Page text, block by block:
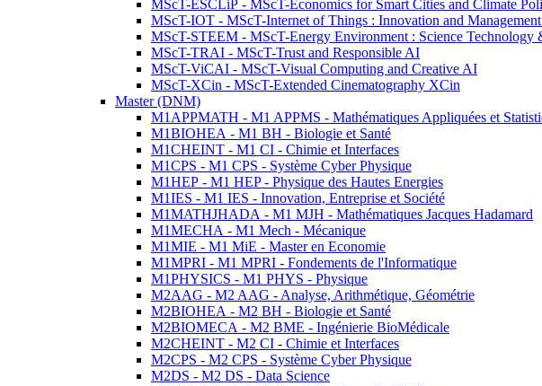
MScT-ESCLiP - MScT-Economics for Smart Cities and Climate
MScT-IOT - MScT-Internet of Things : Innovation and
MScT-STEEM - MScT-Energy Environment : Science Technology
MScT-TRAI - MScT-Trust and Responsible AI
MScT-ViCAI - MScT-Visual Computing and Creative AI
MScT-XCin - MScT-Extended Cinematography XCin
Master (DNM)
M1APPMATH - M1 APPMS - Mathématiques Appliquées et
M1BIOHEA - M1 BH - Biologie et Santé
M1CHEINT - M1 CI - Chimie et Interfaces
M1CPS - M1 CPS - Système Cyber Physique
M1HEP - M1 HEP - Physique des Hautes Energies
M1IES - M1 IES - Innovation, Entreprise et Société
M1MATHJHADA - M1 MJH - Mathématiques Jacques Hadamard
M1MECHA - M1 Mech - Mécanique
M1MIE - M1 MiE - Master en Economie
M1MPRI - M1 MPRI - Fondements de l'Informatique
M1PHYSICS - M1 PHYS - Physique
M2AAG - M2 AAG - Analyse, Arithmétique, Géométrie
M2BIOHEA - M2 BH - Biologie et Santé
M2BIOMECA - M2 BME - Ingénierie BioMédicale
M2CHEINT - M2 CI - Chimie et Interfaces
M2CPS - M2 CPS - Système Cyber Physique
M2DS - M2 DS - Data Science